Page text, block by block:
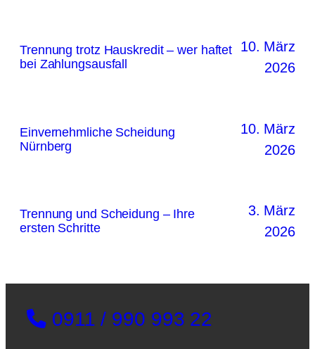
Trennung trotz Hauskredit – wer haftet
bei Zahlungsausfall
10. März
2026
Einvernehmliche Scheidung
Nürnberg
10. März
2026
Trennung und Scheidung – Ihre
ersten Schritte
3. März
2026
0911 / 990 993 22